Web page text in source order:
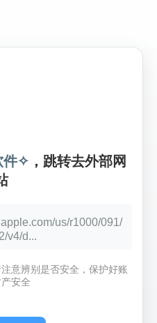
件✧ ，跳转去外部网
us/r1000/091/
v4/d...
意辨别是否安全，保护好账
安全